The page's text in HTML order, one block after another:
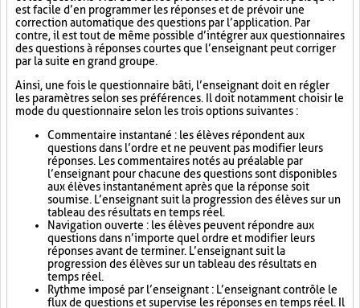
est facile d’en programmer les réponses et de prévoir une
correction automatique des questions par l’application. Par
contre, il est tout de même possible d’intégrer aux questionnaires
des questions à réponses courtes que l’enseignant peut corriger
par la suite en grand groupe.
Ainsi, une fois le questionnaire bâti, l’enseignant doit en régler
les paramètres selon ses préférences. Il doit notamment choisir le
mode du questionnaire selon les trois options suivantes :
Commentaire instantané : les élèves répondent aux
questions dans l’ordre et ne peuvent pas modifier leurs
réponses. Les commentaires notés au préalable par
l’enseignant pour chacune des questions sont disponibles
aux élèves instantanément après que la réponse soit
soumise. L’enseignant suit la progression des élèves sur un
tableau des résultats en temps réel.
Navigation ouverte : les élèves peuvent répondre aux
questions dans n’importe quel ordre et modifier leurs
réponses avant de terminer. L’enseignant suit la
progression des élèves sur un tableau des résultats en
temps réel.
Rythme imposé par l’enseignant : L’enseignant contrôle le
flux de questions et supervise les réponses en temps réel. Il